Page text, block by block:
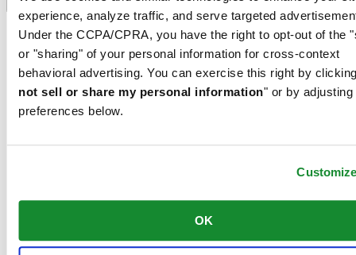
experience, analyze traffic, and serve targeted
Under the CCPA/CPRA, you have the right to opt-out of the
or "sharing" of your personal information for cross-context
behavioral advertising. You can exercise this right by
not sell or share my personal information" or by adjusting
preferences below.
OK
Переключатель языка
France
Австрия
Бельгия
Dutch
Français
Великобритания
Люксембург